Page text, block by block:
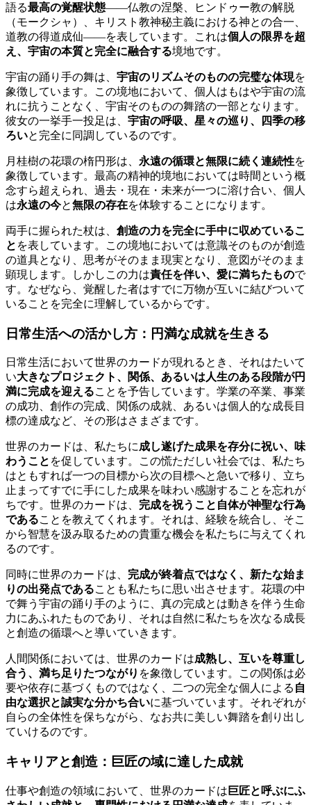
語る最高の覚醒状態――仏教の涅槃、ヒンドゥー教の解脱
（モークシャ）、キリスト教神秘主義における神との合一、
道教の得道成仙――を表しています。これは個人の限界を超
え、宇宙の本質と完全に融合する境地です。
宇宙の踊り手の舞は、 宇宙のリズムそのものの完璧な体現を
象徴しています。この境地において、個人はもはや宇宙の流
れに抗うことなく、宇宙そのものの舞踏の一部となります。
彼女の一挙手一投足は、 宇宙の呼吸、星々の巡り、四季の移
ろいと完全に同調しているのです。
月桂樹の花環の楕円形は、 永遠の循環と無限に続く連続性を
象徴しています。最高の精神的境地においては時間という概
念すら超えられ、過去・現在・未来が一つに溶け合い、個人
は永遠の今と無限の存在を体験することになります。
両手に握られた杖は、 創造の力を完全に手中に収めているこ
と を表しています。この境地においては意識そのものが創造
の道具となり、思考がそのまま現実となり、意図がそのまま
顕現します。しかしこの力は責任を伴い、愛に満ちたもので
す。なぜなら、覚醒した者はすでに万物が互いに結びついて
いることを完全に理解しているからです。
日常生活への活かし方：円満な成就を生きる
日常生活において世界のカードが現れるとき、それはたいて
い大きなプロジェクト、関係、あるいは人生のある段階が円
満に完成を迎えることを予告しています。学業の卒業、事業
の成功、創作の完成、関係の成就、あるいは個人的な成長目
標の達成など、その形はさまざまです。
世界のカードは、私たちに成し遂げた成果を存分に祝い、味
わうこと を促しています。この慌ただしい社会では、私たち
はともすれば一つの目標から次の目標へと急いで移り、立ち
止まってすでに手にした成果を味わい感謝することを忘れが
ちです。世界のカードは、 完成を祝うこと自体が神聖な行為
であることを教えてくれます。それは、経験を統合し、そこ
から智慧を汲み取るための貴重な機会を私たちに与えてくれ
るのです。
同時に世界のカードは、 完成が終着点ではなく、新たな始ま
りの出発点であることも私たちに思い出させます。花環の中
で舞う宇宙の踊り手のように、真の完成とは動きを伴う生命
力にあふれたものであり、それは自然に私たちを次なる成長
と創造の循環へと導いていきます。
人間関係においては、世界のカードは成熟し、互いを尊重し
合う、満ち足りたつながり を象徴しています。この関係は必
要や依存に基づくものではなく、二つの完全な個人による 自
由な選択と誠実な分かち合いに基づいています。それぞれが
自らの全体性を保ちながら、なお共に美しい舞踏を創り出し
ていけるのです。
キャリアと創造：巨匠の域に達した成就
仕事や創造の領域において、世界のカードは 巨匠と呼ぶにふ